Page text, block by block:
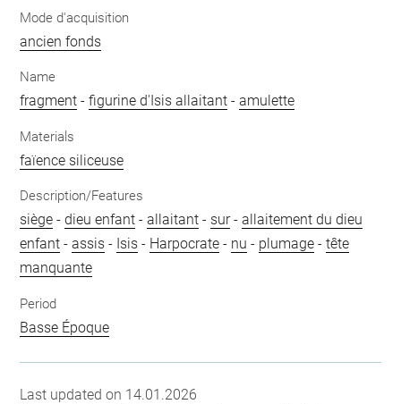
Mode d'acquisition
ancien fonds
Name
fragment -figurine d'Isis allaitant -amulette
Materials
faïence siliceuse
Description/Features
siège -dieu enfant -allaitant - sur-allaitement du dieu
enfant -assis - Isis - Harpocrate - nu - plumage -tête
manquante
Period
Basse Époque
Last updated on 14.01.2026